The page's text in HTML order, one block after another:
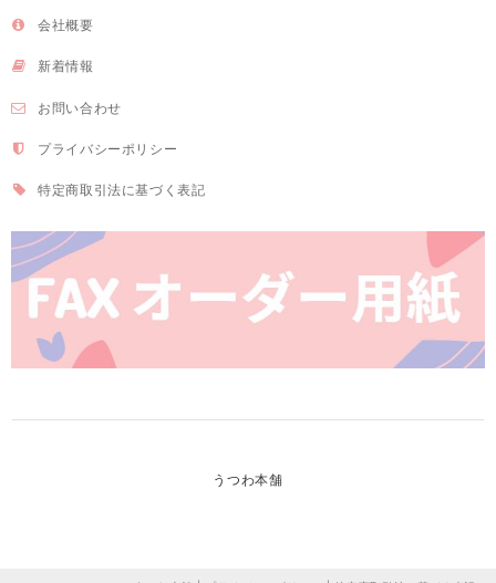
会社概要
新着情報
お問い合わせ
プライバシーポリシー
特定商取引法に基づく表記
うつわ本舗